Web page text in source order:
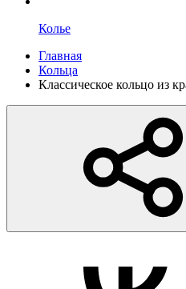
Колье
Главная
Кольца
Классическое кольцо из